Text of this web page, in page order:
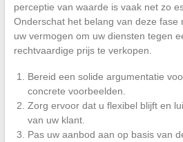
perceptie van waarde is vaak net zo
Onderschat het belang van deze fase
uw vermogen om uw diensten tegen
rechtvaardige prijs te verkopen.
Bereid een solide argumentatie
concrete voorbeelden.
Zorg ervoor dat u flexibel blijft en
van uw klant.
Pas uw aanbod aan op basis van